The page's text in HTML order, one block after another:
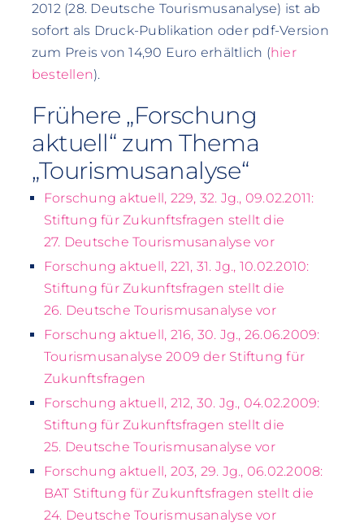
2012 (28. Deutsche Tourismusanalyse) ist ab
sofort als Druck-Publikation oder pdf-Version
zum Preis von 14,90 Euro erhältlich (hier
bestellen).
Frühere „Forschung
aktuell“ zum Thema
„Tourismusanalyse“
Forschung aktuell, 229, 32. Jg., 09.02.2011:
Stiftung für Zukunftsfragen stellt die
27. Deutsche Tourismusanalyse vor
Forschung aktuell, 221, 31. Jg., 10.02.2010:
Stiftung für Zukunftsfragen stellt die
26. Deutsche Tourismusanalyse vor
Forschung aktuell, 216, 30. Jg., 26.06.2009:
Tourismusanalyse 2009 der Stiftung für
Zukunftsfragen
Forschung aktuell, 212, 30. Jg., 04.02.2009:
Stiftung für Zukunftsfragen stellt die
25. Deutsche Tourismusanalyse vor
Forschung aktuell, 203, 29. Jg., 06.02.2008:
BAT Stiftung für Zukunftsfragen stellt die
24. Deutsche Tourismusanalyse vor